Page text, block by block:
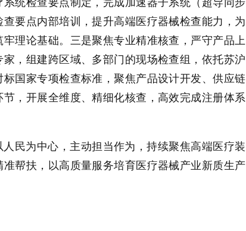
统检查要点制定，完成加速器子系统（超导同步
要点内部培训，提升高端医疗器械检查能力，为
理论基础。三是聚焦专业精准核查，严守产品上
，组建跨区域、多部门的现场检查组，依托苏沪
国家专项检查标准，聚焦产品设计开发、供应链
，开展全维度、精细化核查，高效完成注册体系
民为中心，主动担当作为，持续聚焦高端医疗装
帮扶，以高质量服务培育医疗器械产业新质生产